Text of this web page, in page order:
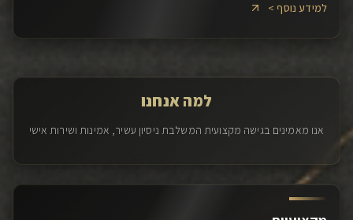
למידע נוסף >
למה אנחנו
אנו מאמינים בגישה מקצועית המשלבת ניסיון עשיר, אמינות ושירות אישי